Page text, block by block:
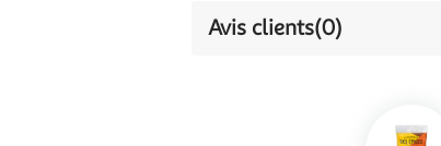
Avis clients(0)